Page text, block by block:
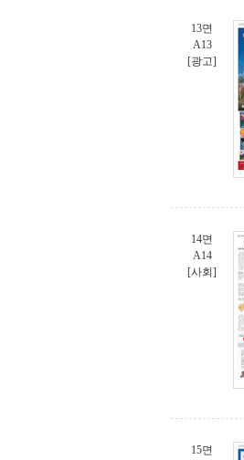
13면
A13
[광고]
14면
A14
[사회]
15면